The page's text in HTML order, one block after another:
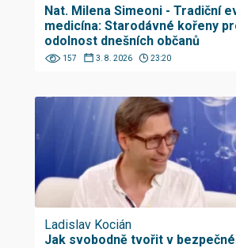
Nat. Milena Simeoni - Tradiční
medicína: Starodávné kořeny
odolnost dnešních občanů
157 3. 8. 2026 23:20
Ladislav Kocián
Jak svobodně tvořit v